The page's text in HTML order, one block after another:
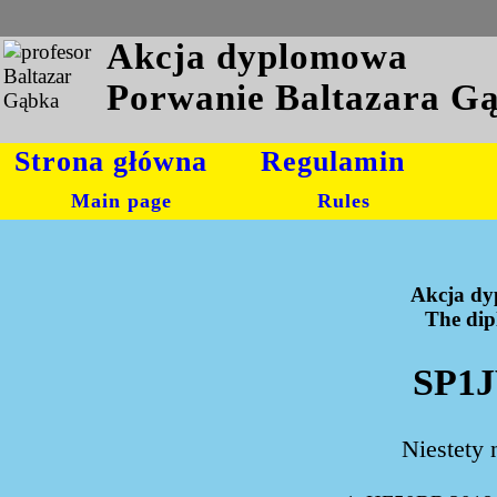
Akcja dyplomowa
Porwanie Baltazara
Strona główna
Main page
Regulamin
Rules
Akcja
The
Niestety